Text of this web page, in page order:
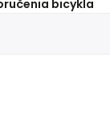
bicykla